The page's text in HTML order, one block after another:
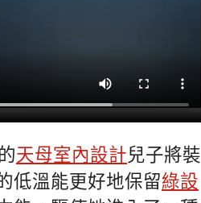
天母室內設計兒子將裝
低溫能更好地保留綠設